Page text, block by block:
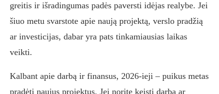
greitis ir išradingumas padės paversti idėjas realybe. Jei
šiuo metu svarstote apie naują projektą, verslo pradžią
ar investicijas, dabar yra pats tinkamiausias laikas
veikti.
Kalbant apie darbą ir finansus, 2026-ieji – puikus metas
pradėti naujus projektus. Jei norite keisti darbą ar